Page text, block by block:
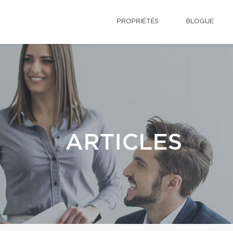
PROPRIÉTÉS BLOGUE
ARTICLES